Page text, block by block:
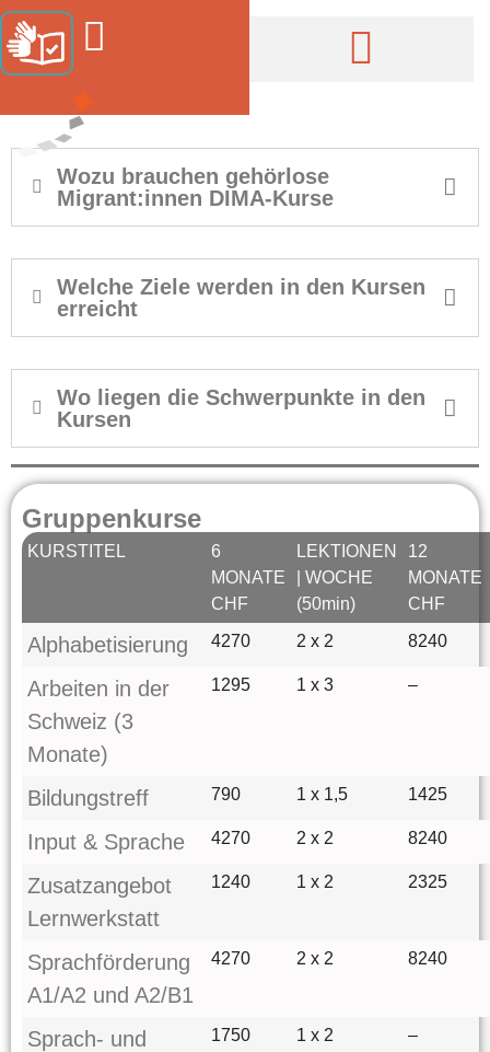
Wozu brauchen gehörlose
Migrant:innen DIMA-Kurse
Welche Ziele werden in den Kursen
erreicht
Wo liegen die Schwerpunkte in den
Kursen
Gruppenkurse
KURSTITEL
6
MONATE
CHF
LEKTIONEN
| WOCHE
(50min)
12
MONATE
CHF
Alphabetisierung 4270 2 x 2 8240
Arbeiten in der
Schweiz (3
Monate)
1295 1 x 3 –
Bildungstreff 790 1 x 1,5 1425
Input & Sprache 4270 2 x 2 8240
Zusatzangebot
Lernwerkstatt
1240 1 x 2 2325
Sprachförderung
A1/A2 und A2/B1
4270 2 x 2 8240
Sprach- und
1750 1 x 2 –